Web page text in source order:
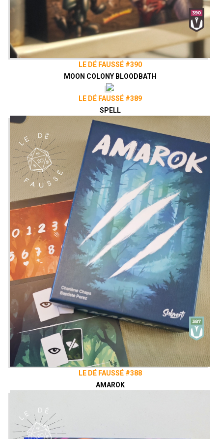
LE DÉ FAUSSÉ #390
MOON COLONY BLOODBATH
LE DÉ FAUSSÉ #389
SPELL
LE DÉ FAUSSÉ #388
AMAROK